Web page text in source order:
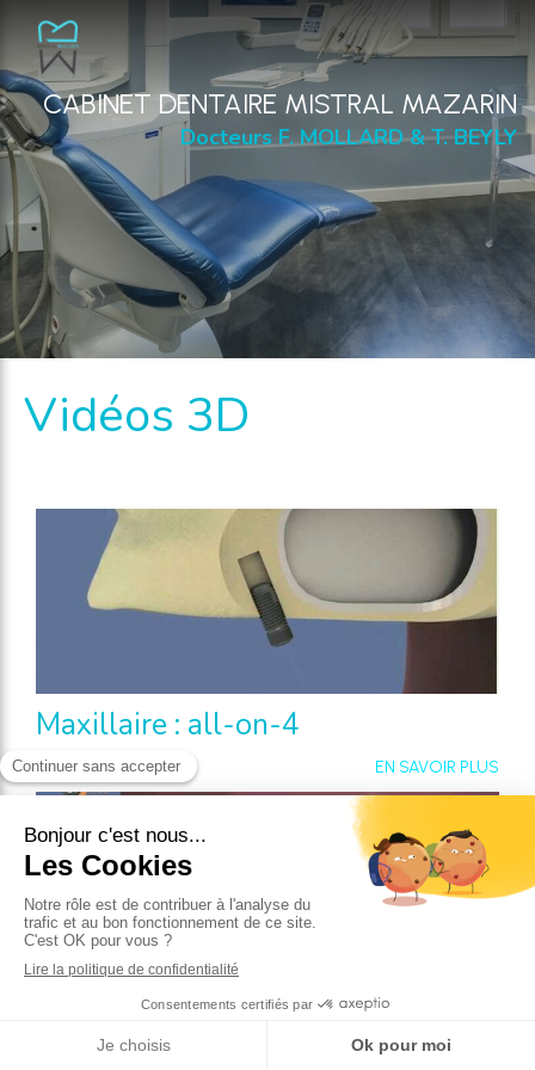
CABINET DENTAIRE MISTRAL MAZARIN
Docteurs F. MOLLARD & T. BEYLY
Vidéos 3D
Maxillaire : all-on-4
EN SAVOIR PLUS
Comblement de sinus par voie
latérale et implantation